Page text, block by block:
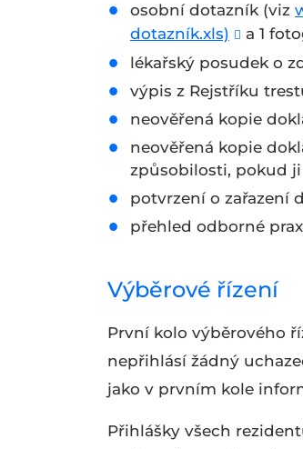
osobní dotazník (viz
dotazník.xls)
a 1
lékařský posudek o
výpis z Rejstříku
neověřená kopie
neověřená kopie
způsobilosti, pokud ji
potvrzení o zařazení
přehled odborné
Výběrové řízení
První kolo výběrového
nepřihlásí žádný
jako v prvním kole
Přihlášky všech